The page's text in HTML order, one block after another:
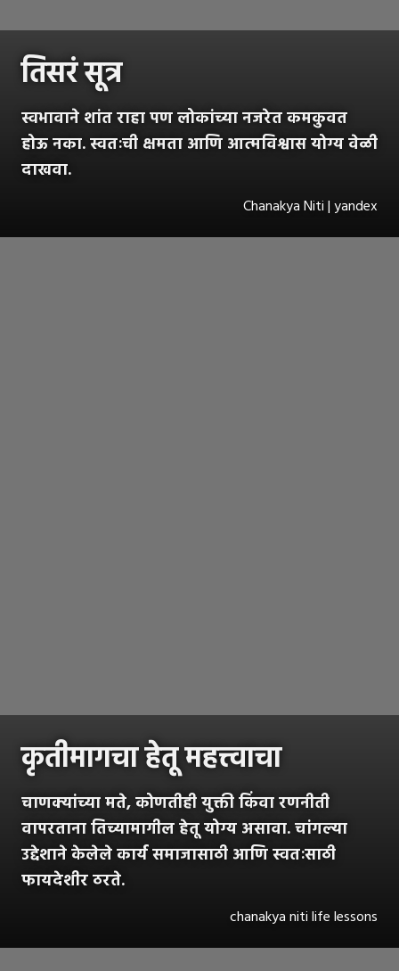
तिसरं सूत्र
स्वभावाने शांत राहा पण लोकांच्या नजरेत कमकुवत
होऊ नका. स्वतःची क्षमता आणि आत्मविश्वास योग्य वेळी
दाखवा.
Chanakya Niti | yandex
कृतीमागचा हेतू महत्त्वाचा
चाणक्यांच्या मते, कोणतीही युक्ती किंवा रणनीती
वापरताना तिच्यामागील हेतू योग्य असावा. चांगल्या
उद्देशाने केलेले कार्य समाजासाठी आणि स्वतःसाठी
फायदेशीर ठरते.
chanakya niti life lessons